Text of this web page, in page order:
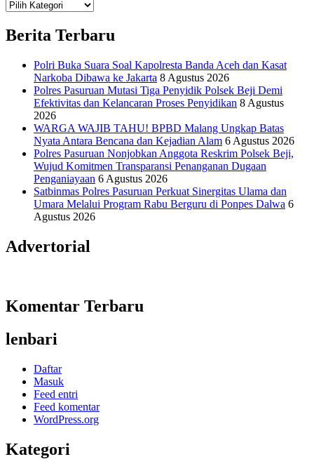
Teknologi
Berita Terbaru
Polri Buka Suara Soal Kapolresta Banda Aceh dan Kasat
Narkoba Dibawa ke Jakarta 8 Agustus 2026
Polres Pasuruan Mutasi Tiga Penyidik Polsek Beji Demi
Efektivitas dan Kelancaran Proses Penyidikan 8 Agustus
2026
WARGA WAJIB TAHU! BPBD Malang Ungkap Batas
Nyata Antara Bencana dan Kejadian Alam 6 Agustus 2026
Polres Pasuruan Nonjobkan Anggota Reskrim Polsek Beji,
Wujud Komitmen Transparansi Penanganan Dugaan
Penganiayaan 6 Agustus 2026
Satbinmas Polres Pasuruan Perkuat Sinergitas Ulama dan
Umara Melalui Program Rabu Berguru di Ponpes Dalwa 6
Agustus 2026
Advertorial
Komentar Terbaru
lenbari
Daftar
Masuk
Feed entri
Feed komentar
WordPress.org
Kategori